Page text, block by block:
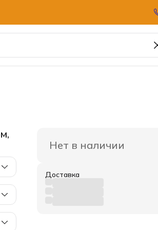
Нет в наличии
Доставка